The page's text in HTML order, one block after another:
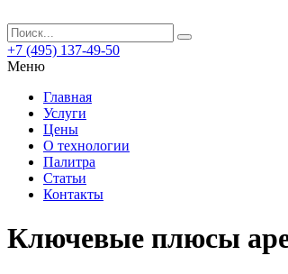
+7 (495) 137-49-50
Меню
Главная
Услуги
Цены
О технологии
Палитра
Статьи
Контакты
Ключевые плюсы